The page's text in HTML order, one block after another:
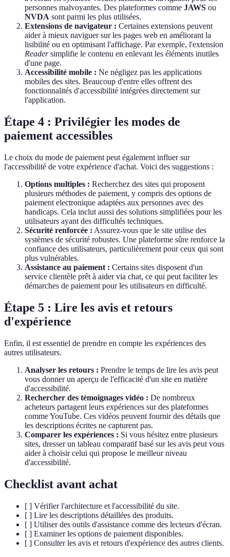
personnes malvoyantes. Des plateformes comme JAWS ou
NVDA sont parmi les plus utilisées.
Extensions de navigateur : Certaines extensions peuvent
aider à mieux naviguer sur les pages web en améliorant la
lisibilité ou en optimisant l'affichage. Par exemple, l'extension
Readersimplifie le contenu en enlevant les éléments inutiles
d'une page.
Accessibilité mobile : Ne négligez pas les applications
mobiles des sites. Beaucoup d'entre elles offrent des
fonctionnalités d'accessibilité intégrées directement sur
l'application.
Étape 4 : Privilégier les modes de
paiement accessibles
Le choix du mode de paiement peut également influer sur
l'accessibilité de votre expérience d'achat. Voici des suggestions :
Options multiples : Recherchez des sites qui proposent
plusieurs méthodes de paiement, y compris des options de
paiement electronique adaptées aux personnes avec des
handicaps. Cela inclut aussi des solutions simplifiées pour les
utilisateurs ayant des difficultés techniques.
Sécurité renforcée : Assurez-vous que le site utilise des
systèmes de sécurité robustes. Une plateforme sûre renforce la
confiance des utilisateurs, particulièrement pour ceux qui sont
plus vulnérables.
Assistance au paiement : Certains sites disposent d'un
service clientèle prêt à aider via chat, ce qui peut faciliter les
démarches de paiement pour les utilisateurs en difficulté.
Étape 5 : Lire les avis et retours
d'expérience
Enfin, il est essentiel de prendre en compte les expériences des
autres utilisateurs.
Analyser les retours : Prendre le temps de lire les avis peut
vous donner un aperçu de l'efficacité d'un site en matière
d'accessibilité.
Rechercher des témoignages vidéo : De nombreux
acheteurs partagent leurs expériences sur des plateformes
comme YouTube. Ces vidéos peuvent fournir des détails que
les descriptions écrites ne capturent pas.
Comparer les expériences : Si vous hésitez entre plusieurs
sites, dresser un tableau comparatif basé sur les avis peut vous
aider à choisir celui qui propose le meilleur niveau
d'accessibilité.
Checklist avant achat
[ ] Vérifier l'architecture et l'accessibilité du site.
[ ] Lire les descriptions détaillées des produits.
[ ] Utiliser des outils d'assistance comme des lecteurs d'écran.
[ ] Examiner les options de paiement disponibles.
[ ] Consulter les avis et retours d'expérience des autres clients.